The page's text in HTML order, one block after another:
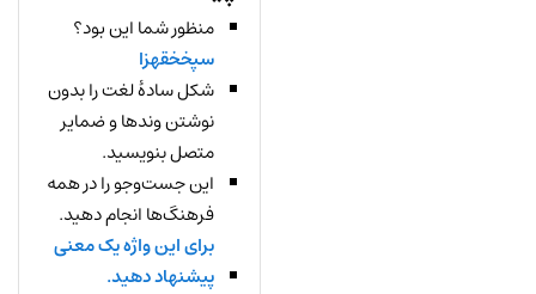
منظور شما این بود؟
سپخخقهزا
شکل سادهٔ لغت را بدون
نوشتن وندها و ضمایر
متصل بنویسید.
این جست‌وجو را در همه
فرهنگ‌ها انجام دهید.
برای این واژه یک معنی
پیشنهاد دهید.